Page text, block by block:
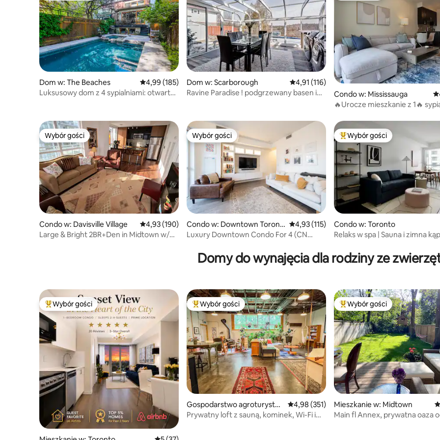
Dom w: The Beaches Średnia ocena: 4,99 na 5, liczba recenzji: 185
4,99 (185)
Luksusowy dom z 4 sypialniami: otwarty
Dom w: Scarborough Średnia ocena: 4,91 na 5, liczba recenzji: 116
4,91 (116)
Ravine Paradise ! podgrzewany basen i
Condo w: Mississauga
🔥Urocze mieszkanie z 1🔥
Wybór gości
Wybór gości
Condo w: Davisville Village Średnia ocena: 4,93 na 5, liczba recenzji: 190
4,93 (190)
Large & Bright 2BR+Den in Midtown w/
Wybór gości
Wybór gości
Condo w: Downtown Toront
o
Średnia ocena: 4,93 na 5, liczba recenzji: 115
4,93 (115)
Luxury Downtown Condo For 4 (CN
Najpopularniejsze z kategorii
Wybór gości
Condo w: Toronto
Relaks w spa | Sauna i zimna
Domy do wynajęcia dla rodziny ze
Najpopularniejsze z kategorii Wybór gości
Wybór gości Najpopularniejsze z kategorii Wybór gości
Wybór gości
Gospodarstwo agroturystyc
zne w: Uxbridge
Średnia ocena: 4,98 na 5, liczba recenzji: 351
4,98 (351)
Prywatny loft z sauną, kominek, Wi-Fi i
Najpopularniejsze z kategorii
Wybór gości
Mieszkanie w: Midtown
Main fl Annex, prywatna oaza